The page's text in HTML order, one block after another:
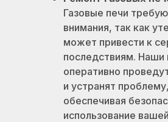
Газовые печи
внимания, так как
может привести к
последствиям. Наши
оперативно
и устранят проблему,
обеспечивая
использование